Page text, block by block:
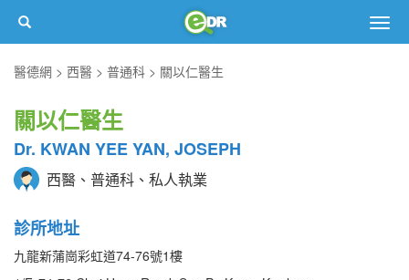
醫德網
西醫 普通科 關以仁醫生
關以仁醫生
Dr. KWAN YEE YAN, JOSEPH
西醫、普通科、私人執業
診所地址
九龍新蒲崗彩虹道74-76號1樓